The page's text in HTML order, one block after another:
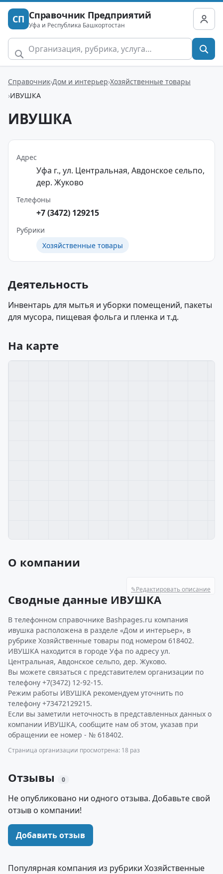
СП Справочник Предприятий
Уфа и Республика Башкортостан
Справочник Дом и интерьер Хозяйственные товары
ИВУШКА
ИВУШКА
Адрес
Уфа г., ул. Центральная, Авдонское сельпо,
дер. Жуково
Телефоны
+7 (3472) 129215
Рубрики
Хозяйственные товары
Деятельность
Инвентарь для мытья и уборки помещений, пакеты
для мусора, пищевая фольга и пленка и т.д.
На карте
О компании
✎Редактировать описание
Сводные данные ИВУШКА
В телефонном справочнике Bashpages.ru компания
ивушка расположена в разделе «Дом и интерьер», в
рубрике Хозяйственные товары под номером 618402.
ИВУШКА находится в городе Уфа по адресу ул.
Центральная, Авдонское сельпо, дер. Жуково.
Вы можете связаться с представителем организации по
телефону +7(3472) 12-92-15.
Режим работы ИВУШКА рекомендуем уточнить по
телефону +73472129215.
Если вы заметили неточность в представленных данных о
компании ИВУШКА, сообщите нам об этом, указав при
обращении ее номер - № 618402.
Страница организации просмотрена: 18 раз
Отзывы 0
Не опубликовано ни одного отзыва. Добавьте свой
отзыв о компании!
Добавить отзыв
Популярная компания из рубрики Хозяйственные